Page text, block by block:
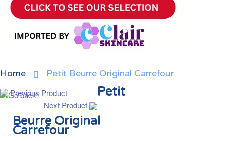
Home Petit Beurre Original Carrefour
Previous Product
Next Product
Petit
Beurre Original
Carrefour